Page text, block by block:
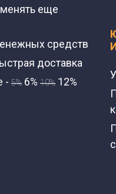
еще
средств
доставка
- 5% 6% 10% 12%